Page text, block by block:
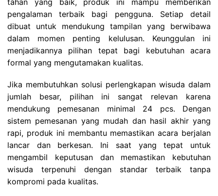
tahan yang baik, produk ini mampu memberikan
pengalaman terbaik bagi pengguna. Setiap detail
dibuat untuk mendukung tampilan yang berwibawa
dalam momen penting kelulusan. Keunggulan ini
menjadikannya pilihan tepat bagi kebutuhan acara
formal yang mengutamakan kualitas.
Jika membutuhkan solusi perlengkapan wisuda dalam
jumlah besar, pilihan ini sangat relevan karena
mendukung pemesanan minimal 24 pcs. Dengan
sistem pemesanan yang mudah dan hasil akhir yang
rapi, produk ini membantu memastikan acara berjalan
lancar dan berkesan. Ini saat yang tepat untuk
mengambil keputusan dan memastikan kebutuhan
wisuda terpenuhi dengan standar terbaik tanpa
kompromi pada kualitas.